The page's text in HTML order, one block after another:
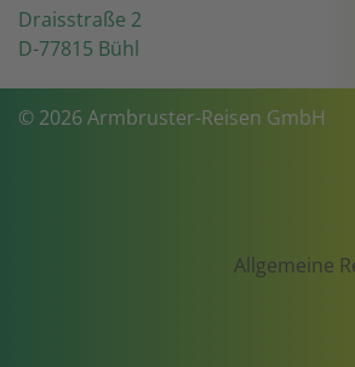
Draisstraße 2
D-77815 Bühl
© 2026 Armbruster-Reisen GmbH
Allgemeine